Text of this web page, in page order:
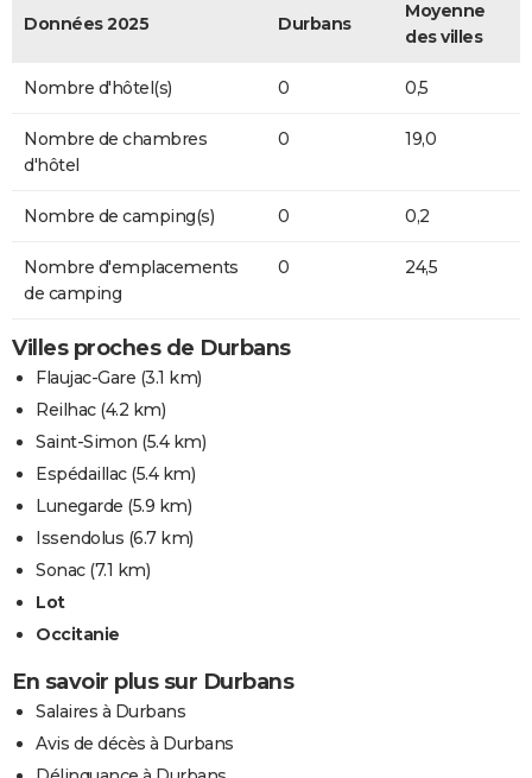
Données 2025 Durbans
Moyenne
des villes
Nombre d'hôtel(s) 0 0,5
Nombre de chambres
d'hôtel
0 19,0
Nombre de camping(s) 0 0,2
Nombre d'emplacements
de camping
0 24,5
Villes proches de Durbans
Flaujac-Gare (3.1 km)
Reilhac(4.2 km)
Saint-Simon (5.4 km)
Espédaillac(5.4 km)
Lunegarde (5.9 km)
Issendolus (6.7 km)
Sonac(7.1 km)
Lot
Occitanie
En savoir plus sur Durbans
Salaires à Durbans
Avis de décès à Durbans